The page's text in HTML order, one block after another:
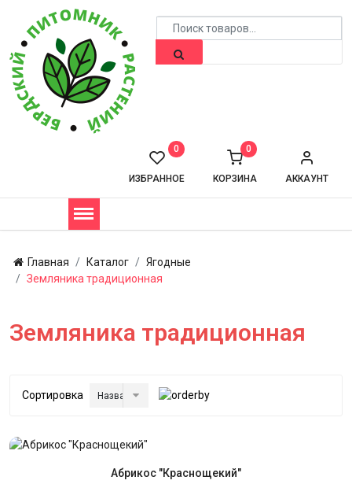
АККАУНТ
КОРЗИНА
0
ИЗБРАННОЕ
0
Главная Каталог
Ягодные
Земляника традиционная
Земляника традиционная
Сортировка
Абрикос "Краснощекий"